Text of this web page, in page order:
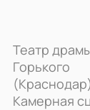
Театр
Горького
Камерная